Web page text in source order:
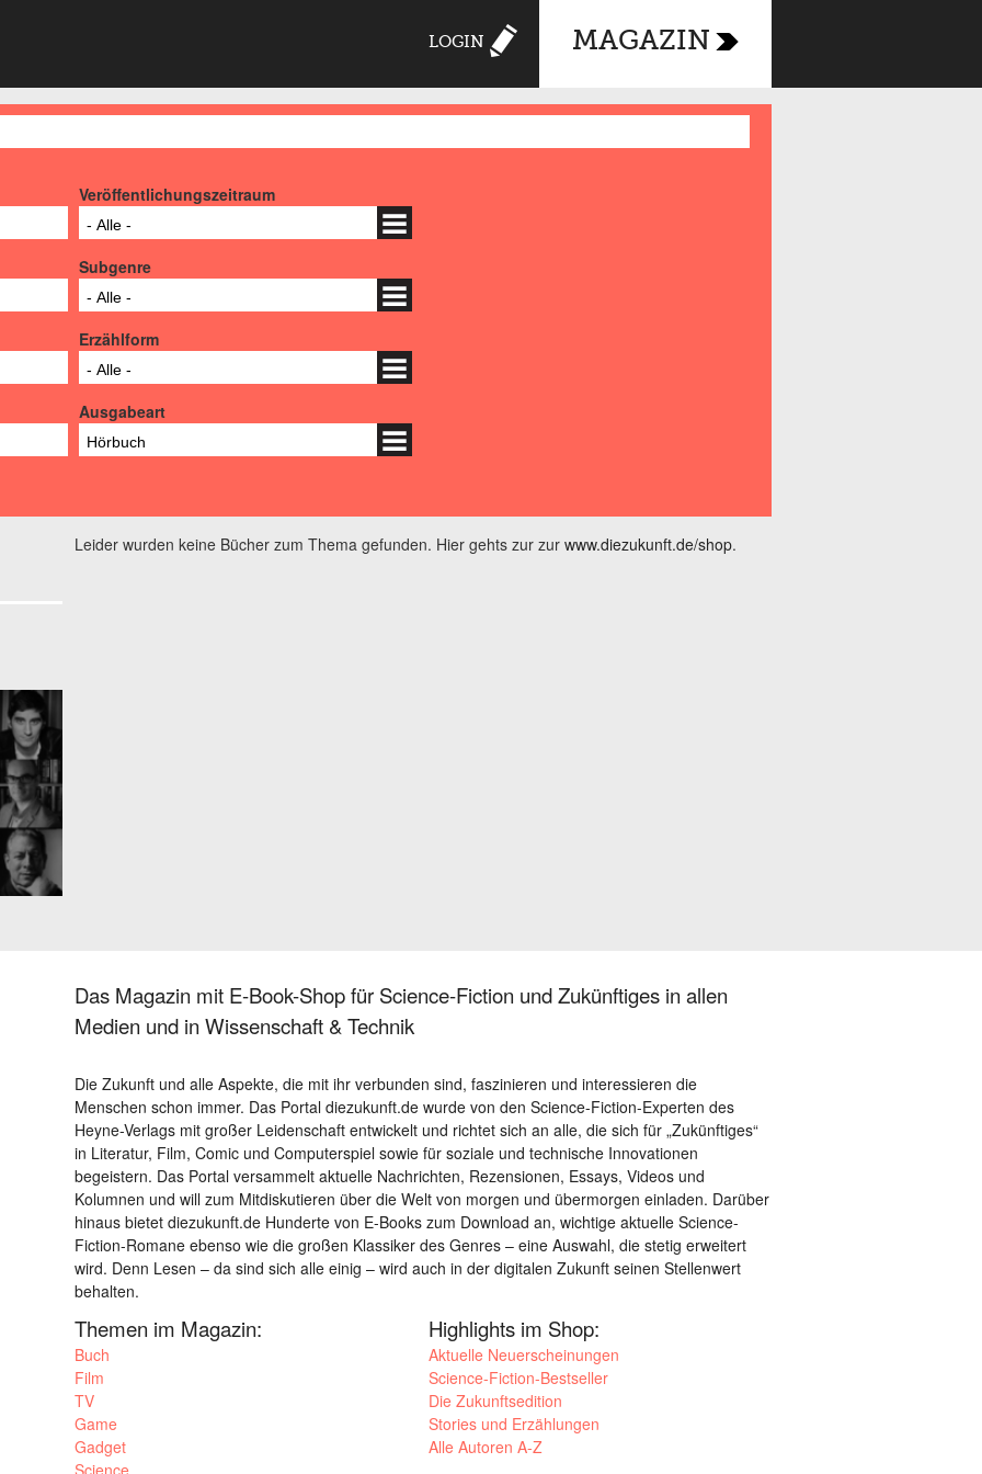
LOGIN MAGAZIN
Veröffentlichungszeitraum
- Alle -
Subgenre
- Alle -
Erzählform
- Alle -
Ausgabeart
Hörbuch
Leider wurden keine Bücher zum Thema gefunden. Hier gehts zur zur www.diezukunft.de/shop.
Das Magazin mit E-Book-Shop für Science-Fiction und Zukünftiges in allen
Medien und in Wissenschaft & Technik
Die Zukunft und alle Aspekte, die mit ihr verbunden sind, faszinieren und interessieren die
Menschen schon immer. Das Portal diezukunft.de wurde von den Science-Fiction-Experten des
Heyne-Verlags mit großer Leidenschaft entwickelt und richtet sich an alle, die sich für „Zukünftiges“
in Literatur, Film, Comic und Computerspiel sowie für soziale und technische Innovationen
begeistern. Das Portal versammelt aktuelle Nachrichten, Rezensionen, Essays, Videos und
Kolumnen und will zum Mitdiskutieren über die Welt von morgen und übermorgen einladen. Darüber
hinaus bietet diezukunft.de Hunderte von E-Books zum Download an, wichtige aktuelle Science-
Fiction-Romane ebenso wie die großen Klassiker des Genres – eine Auswahl, die stetig erweitert
wird. Denn Lesen – da sind sich alle einig – wird auch in der digitalen Zukunft seinen Stellenwert
behalten.
Themen im Magazin:
Buch
Film
TV
Game
Gadget
Science
Highlights im Shop:
Aktuelle Neuerscheinungen
Science-Fiction-Bestseller
Die Zukunftsedition
Stories und Erzählungen
Alle Autoren A-Z